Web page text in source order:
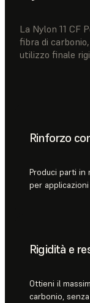
La Nylon 11 CF
fibra di
utilizzo finale
Rinforzo
Produci parti in
per
Rigidità e
Ottieni il
carbonio,